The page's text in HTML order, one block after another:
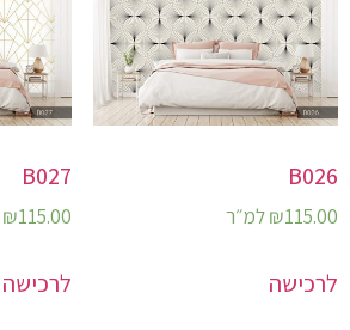
B026
₪115.00 למ״ר
לרכישה
B027
₪115.00
לרכישה